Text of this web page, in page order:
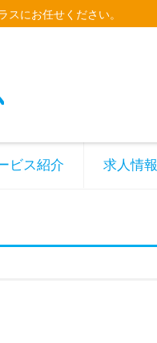
スにお任せください。
ビス紹介 求人情報